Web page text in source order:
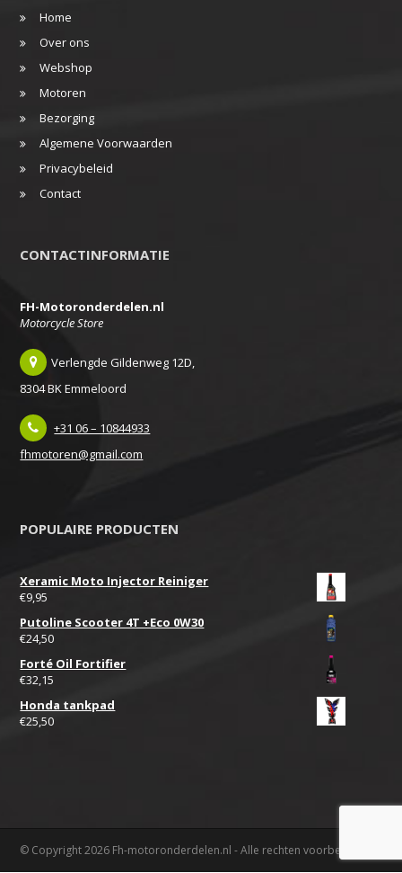
Home
Over ons
Webshop
Motoren
Bezorging
Algemene Voorwaarden
Privacybeleid
Contact
CONTACTINFORMATIE
FH-Motoronderdelen.nl
Motorcycle Store
Verlengde Gildenweg 12D,
8304 BK Emmeloord
+31 06 – 10844933
fhmotoren@gmail.com
POPULAIRE PRODUCTEN
Xeramic Moto Injector Reiniger
€9,95
Putoline Scooter 4T +Eco 0W30
€24,50
Forté Oil Fortifier
€32,15
Honda tankpad
€25,50
© Copyright 2026 Fh-motoronderdelen.nl - Alle rechten voorbehouden.